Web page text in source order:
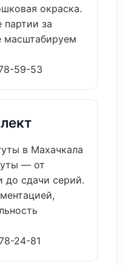
окраска.
за
масштабируем
59-53
в Махачкала
— от
до сдачи серий.
24-81